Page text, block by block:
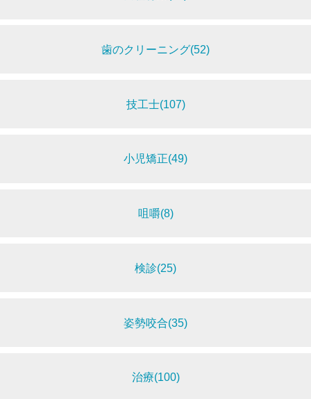
歯のクリーニング(52)
技工士(107)
小児矯正(49)
咀嚼(8)
検診(25)
姿勢咬合(35)
治療(100)